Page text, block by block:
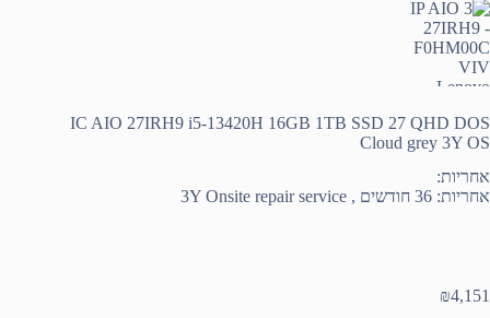
IC AIO 27IRH9 i5-13420H 16GB 1TB SSD 27 QHD DOS
Cloud grey 3Y OS
אחריות:
אחריות: 36 חודשים , 3Y Onsite repair service
₪4,151